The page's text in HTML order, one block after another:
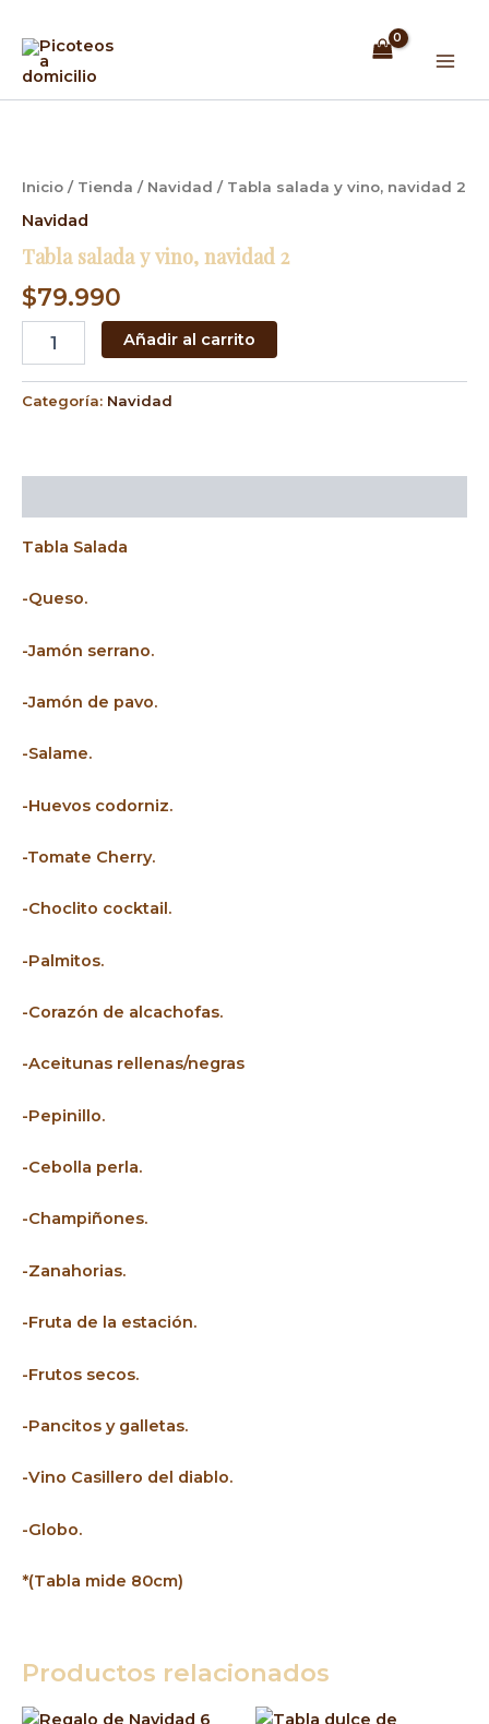
contenido
Inicio / Tienda / Navidad / Tabla salada y vino, navidad 2
Navidad
Tabla salada y vino, navidad 2
$79.990
navidad
2
Añadir al carrito
Categoría: Navidad
Tabla Salada
-Queso.
-Jamón serrano.
-Jamón de pavo.
-Salame.
-Huevos codorniz.
-Tomate Cherry.
-Choclito cocktail.
-Palmitos.
-Corazón de alcachofas.
-Aceitunas rellenas/negras
-Pepinillo.
-Cebolla perla.
-Champiñones.
-Zanahorias.
-Fruta de la estación.
-Frutos secos.
-Pancitos y galletas.
-Vino Casillero del diablo.
-Globo.
*(Tabla mide 80cm)
Productos relacionados